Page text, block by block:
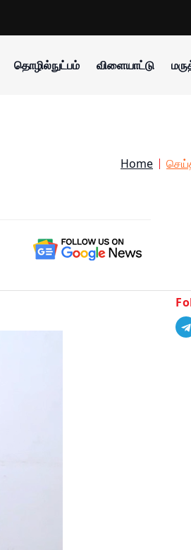
தொழில்நுட்பம் விளையாட்டு
Home